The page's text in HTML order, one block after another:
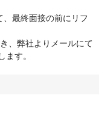
、最終面接の前にリフ
、弊社よりメールにて
す。